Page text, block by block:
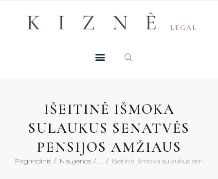
IŠEITINĖ IŠMOKA
SULAUKUS SENATVĖS
PENSIJOS AMŽIAUS
Pagrindinis Naujienos Išeitinė išmoka sulaukus
MŪSŲ TALENTAI
DUK
KONTAKTAI
Registruotis konsultacijai